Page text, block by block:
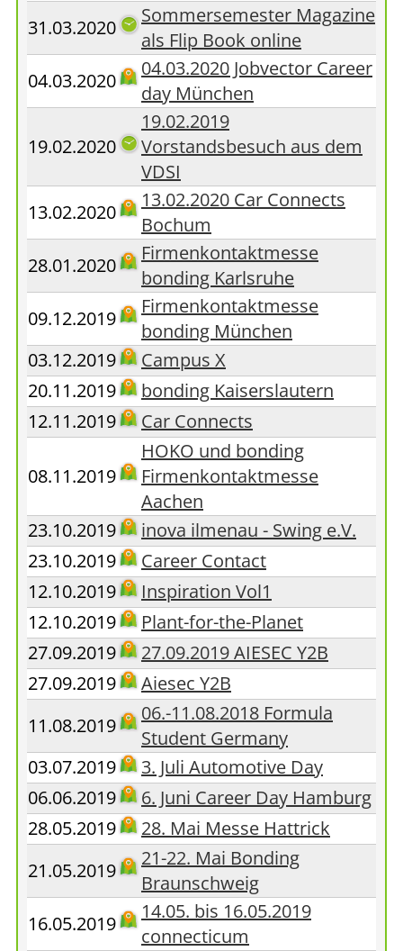
31.03.2020
Sommersemester Magazine
als Flip Book online
04.03.2020
04.03.2020 Jobvector Career
day München
19.02.2020
19.02.2019
Vorstandsbesuch aus dem
VDSI
13.02.2020
13.02.2020 Car Connects
Bochum
28.01.2020
Firmenkontaktmesse
bonding Karlsruhe
09.12.2019
Firmenkontaktmesse
bonding München
03.12.2019
Campus X
20.11.2019
bonding Kaiserslautern
12.11.2019
Car Connects
08.11.2019
HOKO und bonding
Firmenkontaktmesse
Aachen
23.10.2019
inova ilmenau - Swing e.V.
23.10.2019
Career Contact
12.10.2019
Inspiration Vol1
12.10.2019
Plant-for-the-Planet
27.09.2019
27.09.2019 AIESEC Y2B
27.09.2019
Aiesec Y2B
11.08.2019
06.-11.08.2018 Formula
Student Germany
03.07.2019
3. Juli Automotive Day
06.06.2019
6. Juni Career Day Hamburg
28.05.2019
28. Mai Messe Hattrick
21.05.2019
21-22. Mai Bonding
Braunschweig
16.05.2019
14.05. bis 16.05.2019
connecticum